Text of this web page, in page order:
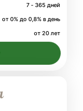
7 - 365 дней
от 0% до 0,8% в день
от 20 лет